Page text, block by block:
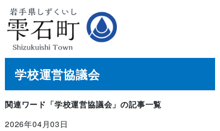
学校運営協議会
関連ワード「学校運営協議会」の記事一覧
2026年04月03日